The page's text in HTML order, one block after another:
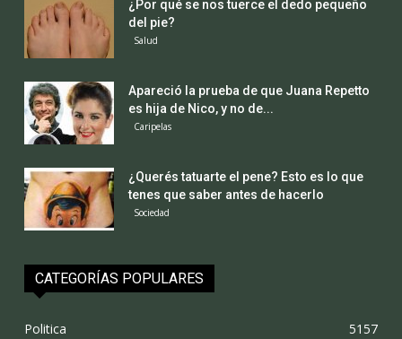
¿Por qué se nos tuerce el dedo pequeño
del pie?
Salud
Apareció la prueba de que Juana Repetto
es hija de Nico, y no de...
Caripelas
¿Querés tatuarte el pene? Esto es lo que
tenes que saber antes de hacerlo
Sociedad
CATEGORÍAS POPULARES
Politica
5157